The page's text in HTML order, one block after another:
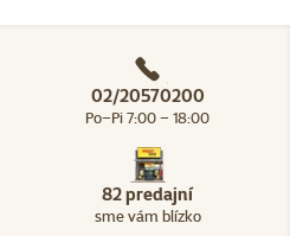
02/20570200
Po–Pi 7:00 – 18:00
82 predajní
sme vám blízko